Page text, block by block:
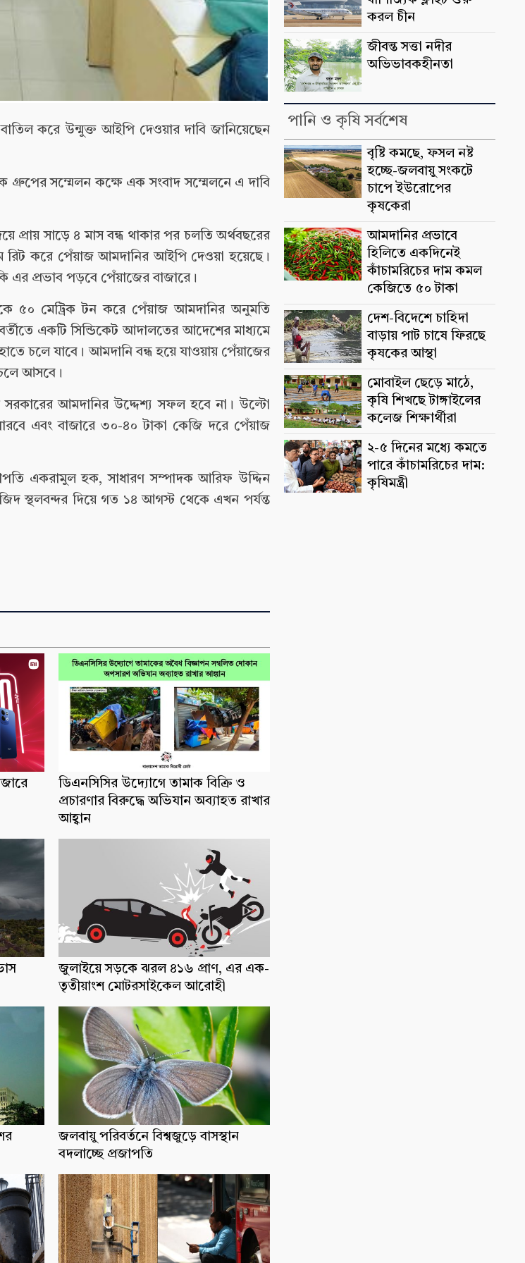
করে উন্মুক্ত আইপি দেওয়ার দাবি জানিয়েছেন
গ্রুপের সম্মেলন কক্ষে এক সংবাদ সম্মেলনে এ দাবি
প্রায় সাড়ে ৪ মাস বন্ধ থাকার পর চলতি অর্থবছরের
করে পেঁয়াজ আমদানির আইপি দেওয়া হয়েছে।
এর প্রভাব পড়বে পেঁয়াজের বাজারে।
৫০ মেট্রিক টন করে পেঁয়াজ আমদানির অনুমতি
একটি সিন্ডিকেট আদালতের আদেশের মাধ্যমে
চলে যাবে। আমদানি বন্ধ হয়ে যাওয়ায় পেঁয়াজের
চলে আসবে।
আমদানির উদ্দেশ্য সফল হবে না। উল্টো
এবং বাজারে ৩০-৪০ টাকা কেজি দরে পেঁয়াজ
একরামুল হক, সাধারণ সম্পাদক আরিফ উদ্দিন
স্থলবন্দর দিয়ে গত ১৪ আগস্ট থেকে এখন পর্যন্ত
ডিএনসিসির উদ্যোগে তামাক বিক্রি ও
প্রচারণার বিরুদ্ধে অভিযান অব্যাহত রাখার
আহ্বান
জুলাইয়ে সড়কে ঝরল ৪১৬ প্রাণ, এর এক-
তৃতীয়াংশ মোটরসাইকেল আরোহী
জলবায়ু পরিবর্তনে বিশ্বজুড়ে বাসস্থান
বদলাচ্ছে প্রজাপতি
করল চীন
জীবন্ত সত্তা নদীর
অভিভাবকহীনতা
পানি ও কৃষি সর্বশেষ
বৃষ্টি কমছে, ফসল নষ্ট
হচ্ছে-জলবায়ু সংকটে
চাপে ইউরোপের
কৃষকেরা
আমদানির প্রভাবে
হিলিতে একদিনেই
কাঁচামরিচের দাম কমল
কেজিতে ৫০ টাকা
দেশ-বিদেশে চাহিদা
বাড়ায় পাট চাষে ফিরছে
কৃষকের আস্থা
মোবাইল ছেড়ে মাঠে,
কৃষি শিখছে টাঙ্গাইলের
কলেজ শিক্ষার্থীরা
২-৫ দিনের মধ্যে কমতে
পারে কাঁচামরিচের দাম:
কৃষিমন্ত্রী